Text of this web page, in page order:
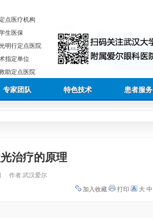
点医疗机构
生医保
明行定点医院
指定单位
助定点医院
专家团队 特色技术 患者服务
治疗的原理
作者:武汉爱尔
加入收藏
打印 大 中